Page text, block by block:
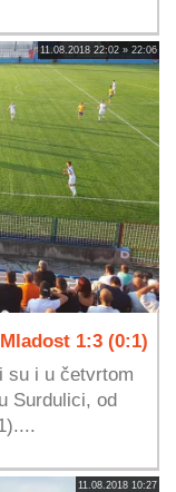
11.08.2018 22:02 » 22:06
1:3 (0:1)
su i u četvrtom
Surdulici, od
11.08.2018 10:27